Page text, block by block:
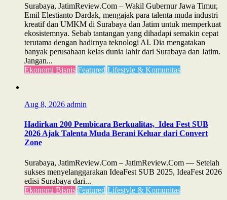
Surabaya, JatimReview.Com – Wakil Gubernur Jawa Timur,
Emil Elestianto Dardak, mengajak para talenta muda industri
kreatif dan UMKM di Surabaya dan Jatim untuk memperkuat
ekosistemnya. Sebab tantangan yang dihadapi semakin cepat
terutama dengan hadirnya teknologi AI. Dia mengatakan
banyak perusahaan kelas dunia lahir dari Surabaya dan Jatim.
Jangan...
Ekonomi Bisnis Featured Lifestyle & Komunitas
Aug 8, 2026 admin
Hadirkan 200 Pembicara Berkualitas, Idea Fest SUB
2026 Ajak Talenta Muda Berani Keluar dari Convert
Zone
Surabaya, JatimReview.Com – JatimReview.Com — Setelah
sukses menyelanggarakan IdeaFest SUB 2025, IdeaFest 2026
edisi Surabaya dari...
Ekonomi Bisnis Featured Lifestyle & Komunitas